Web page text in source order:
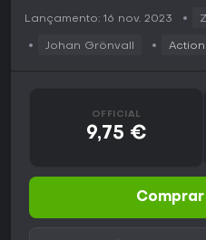
Lançamento: 16 nov. 2023
Johan Grönvall Action
OFFICIAL
9,75 €